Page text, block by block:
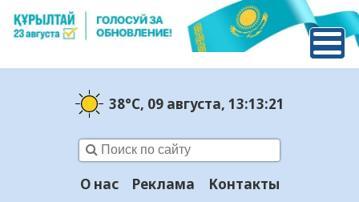
38°C, 09 августа, 13:13:22
О нас Реклама Контакты